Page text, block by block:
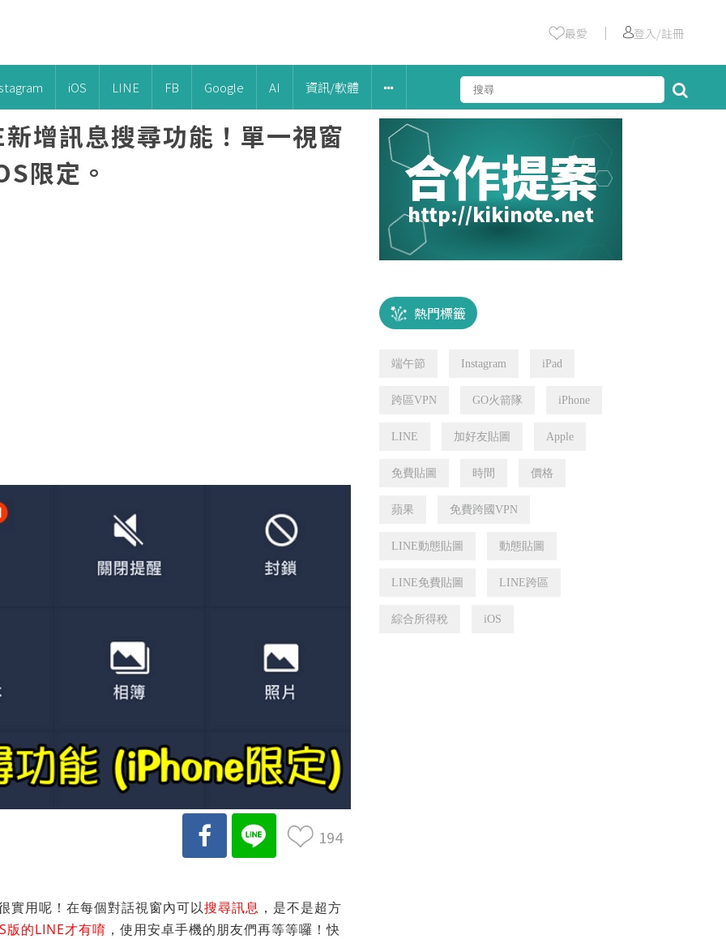
最愛 ｜ 登入/註冊
iOS LINE FB Google AI 資訊/軟體
合作提案
http://kikinote.net
熱門標籤
端午節 Instagram iPad
跨區VPN GO火箭隊 iPhone
LINE 加好友貼圖 Apple
免費貼圖 時間 價格
蘋果 免費跨國VPN
LINE動態貼圖 動態貼圖
LINE免費貼圖 LINE跨區
綜合所得稅 iOS
增訊息搜尋功能！單一視窗
限定。
194
實用呢！在每個對話視窗內可以搜尋訊息 ，是不是超方
的LINE才有唷 ，使用安卓手機的朋友們再等等囉！快